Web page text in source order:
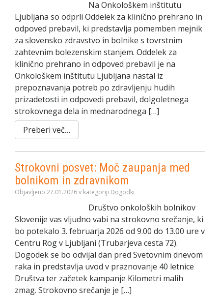
Na Onkološkem inštitutu
Ljubljana so odprli Oddelek za klinično prehrano in
odpoved prebavil, ki predstavlja pomemben mejnik
za slovensko zdravstvo in bolnike s tovrstnim
zahtevnim bolezenskim stanjem. Oddelek za
klinično prehrano in odpoved prebavil je na
Onkološkem inštitutu Ljubljana nastal iz
prepoznavanja potreb po zdravljenju hudih
prizadetosti in odpovedi prebavil, dolgoletnega
strokovnega dela in mednarodnega […]
Preberi več…
Strokovni posvet: Moč zaupanja med
bolnikom in zdravnikom
Objavljeno 27.01.2026 v kategoriji Dogodki
Društvo onkoloških bolnikov
Slovenije vas vljudno vabi na strokovno srečanje, ki
bo potekalo 3. februarja 2026 od 9.00 do 13.00 ure v
Centru Rog v Ljubljani (Trubarjeva cesta 72).
Dogodek se bo odvijal dan pred Svetovnim dnevom
raka in predstavlja uvod v praznovanje 40 letnice
Društva ter začetek kampanje Kilometri malih
zmag. Strokovno srečanje je […]